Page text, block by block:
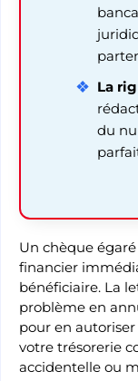
La
du
Un chèque
financier
bénéficiaire. La
problème en
pour en
votre trésorerie
accidentelle ou